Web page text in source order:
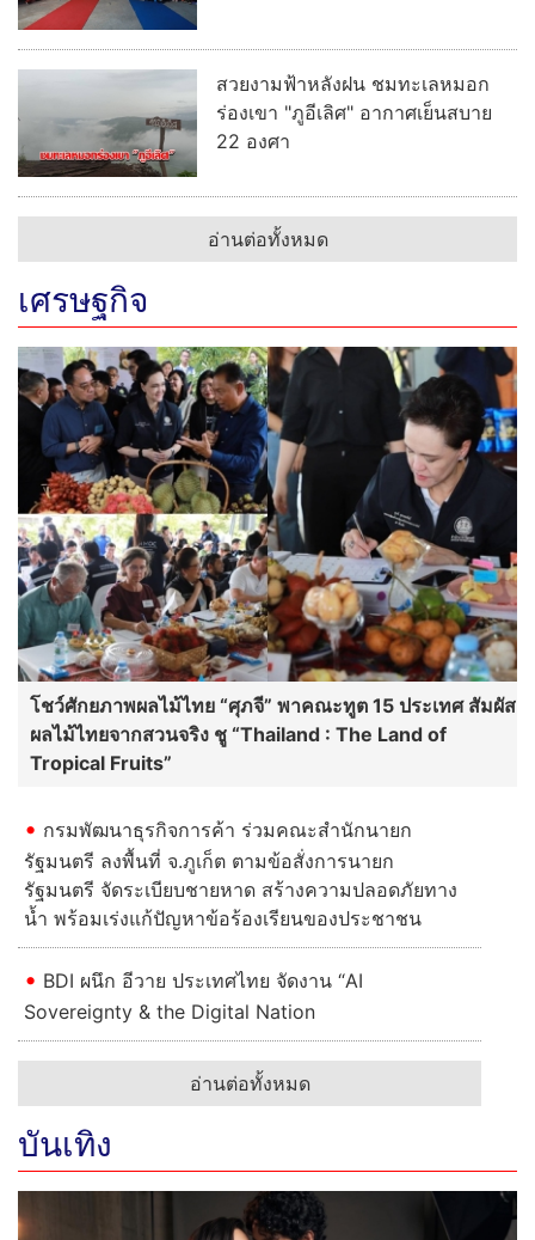
สวยงามฟ้าหลังฝน ชมทะเลหมอก
ร่องเขา "ภูอีเลิศ" อากาศเย็นสบาย
22 องศา
อ่านต่อทั้งหมด
เศรษฐกิจ
โชว์ศักยภาพผลไม้ไทย “ศุภจี” พาคณะทูต 15 ประเทศ สัมผัส
ผลไม้ไทยจากสวนจริง ชู “Thailand : The Land of
Tropical Fruits”
กรมพัฒนาธุรกิจการค้า ร่วมคณะสำนักนายก
รัฐมนตรี ลงพื้นที่ จ.ภูเก็ต ตามข้อสั่งการนายก
รัฐมนตรี จัดระเบียบชายหาด สร้างความปลอดภัยทาง
น้ำ พร้อมเร่งแก้ปัญหาข้อร้องเรียนของประชาชน
BDI ผนึก อีวาย ประเทศไทย จัดงาน “AI
Sovereignty & the Digital Nation
อ่านต่อทั้งหมด
บันเทิง